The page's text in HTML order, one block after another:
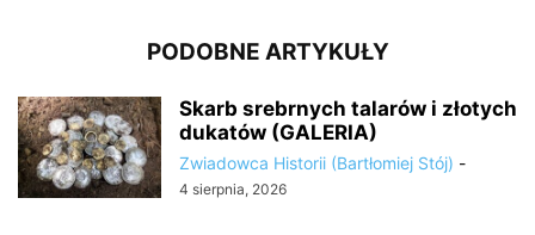
PODOBNE ARTYKUŁY
Skarb srebrnych talarów i złotych
dukatów (GALERIA)
Zwiadowca Historii (Bartłomiej Stój) -
4 sierpnia, 2026